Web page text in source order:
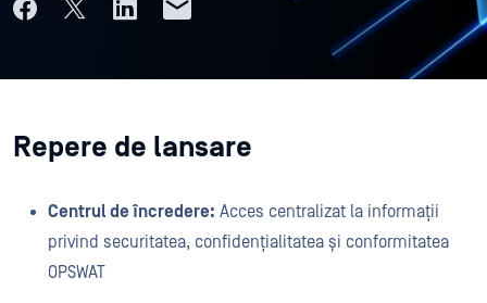
Repere de lansare
Centrul de încredere: Acces centralizat la informații
privind securitatea, confidențialitatea și conformitatea
OPSWAT